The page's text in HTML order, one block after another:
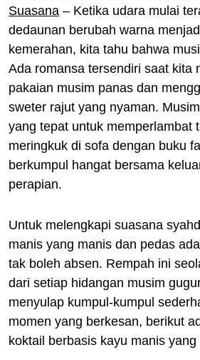
Suasana – Ketika udara mulai
dedaunan berubah warna
kemerahan, kita tahu bahwa
Ada romansa tersendiri saat kita
pakaian musim panas dan
sweter rajut yang nyaman.
yang tepat untuk memperlambat
meringkuk di sofa dengan buku
berkumpul hangat bersama
perapian.
Untuk melengkapi suasana
manis yang manis dan pedas
tak boleh absen. Rempah ini
dari setiap hidangan musim
menyulap kumpul-kumpul
momen yang berkesan, berikut
koktail berbasis kayu manis